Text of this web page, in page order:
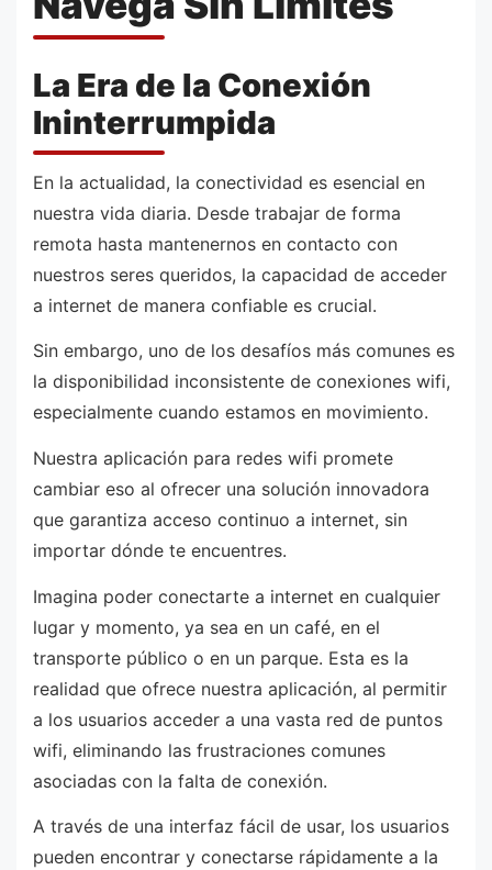
La Era de la Conexión
Ininterrumpida
En la actualidad, la conectividad es esencial en
nuestra vida diaria. Desde trabajar de forma
remota hasta mantenernos en contacto con
nuestros seres queridos, la capacidad de acceder
a internet de manera confiable es crucial.
Sin embargo, uno de los desafíos más comunes es
la disponibilidad inconsistente de conexiones wifi,
especialmente cuando estamos en movimiento.
Nuestra aplicación para redes wifi promete
cambiar eso al ofrecer una solución innovadora
que garantiza acceso continuo a internet, sin
importar dónde te encuentres.
Imagina poder conectarte a internet en cualquier
lugar y momento, ya sea en un café, en el
transporte público o en un parque. Esta es la
realidad que ofrece nuestra aplicación, al permitir
a los usuarios acceder a una vasta red de puntos
wifi, eliminando las frustraciones comunes
asociadas con la falta de conexión.
A través de una interfaz fácil de usar, los usuarios
pueden encontrar y conectarse rápidamente a la